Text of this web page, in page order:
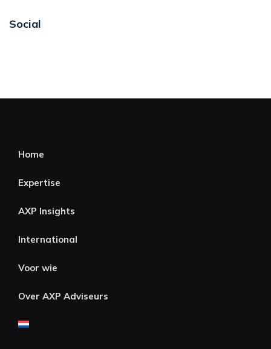
Social
Home
Expertise
AXP Insights
International
Voor wie
Over AXP Adviseurs